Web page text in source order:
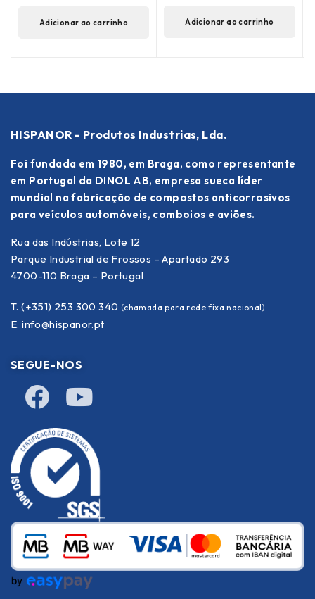
Adicionar ao carrinho Adicionar ao carrinho
HISPANOR - Produtos Industrias, Lda.
Foi fundada em 1980, em Braga, como representante
em Portugal da DINOL AB, empresa sueca líder
mundial na fabricação de compostos anticorrosivos
para veículos automóveis, comboios e aviões.
Rua das Indústrias, Lote 12
Parque Industrial de Frossos – Apartado 293
4700-110 Braga – Portugal
T. (+351) 253 300 340 (chamada para rede fixa nacional)
E. info@hispanor.pt
SEGUE-NOS